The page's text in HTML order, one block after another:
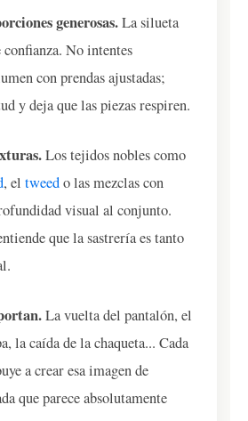
generosas.La silueta
No intentes
con prendas ajustadas;
y deja que las piezas respiren.
Los tejidos nobles como
, el tweedo las mezclas con
visual al conjunto.
que la sastrería es tanto
La vuelta del pantalón, el
la caída de la chaqueta... Cada
a crear esa imagen de
que parece absolutamente